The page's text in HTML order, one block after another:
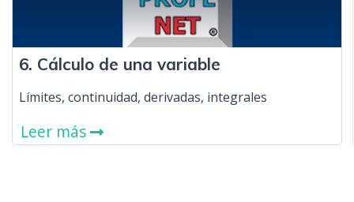
6. Cálculo de una variable
Límites, continuidad, derivadas, integrales
Leer más